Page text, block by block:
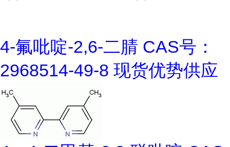
4-氟吡啶-2,6-二腈 CAS号：
2968514-49-8 现货优势供应